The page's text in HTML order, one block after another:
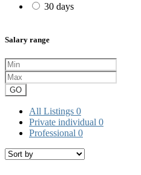
30 days
Salary range
GO
All Listings 0
Private individual 0
Professional 0